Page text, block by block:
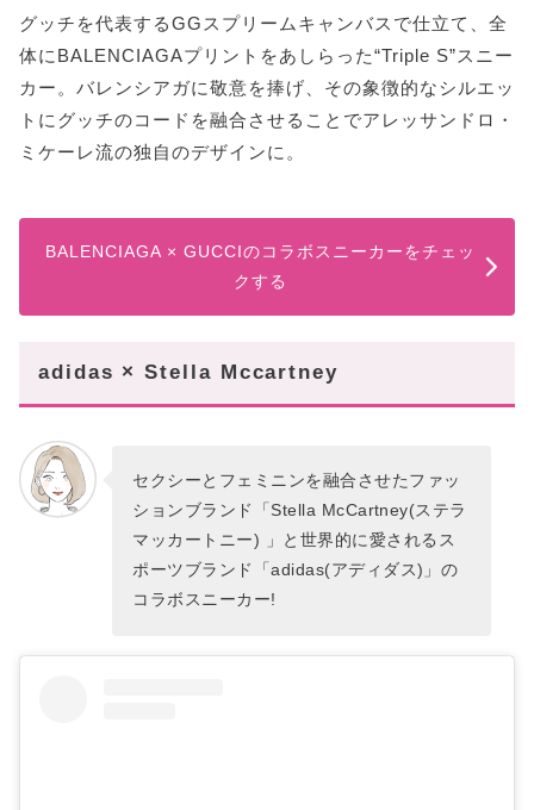
グッチを代表するGGスプリームキャンバスで仕立て、全
体にBALENCIAGAプリントをあしらった“Triple S”スニー
カー。バレンシアガに敬意を捧げ、その象徴的なシルエッ
トにグッチのコードを融合させることでアレッサンドロ・
ミケーレ流の独自のデザインに。
BALENCIAGA × GUCCIのコラボスニーカーをチェッ
クする
adidas × Stella Mccartney
セクシーとフェミニンを融合させたファッ
ションブランド「Stella McCartney(ステラ
マッカートニー) 」と世界的に愛されるス
ポーツブランド「adidas(アディダス)」の
コラボスニーカー!